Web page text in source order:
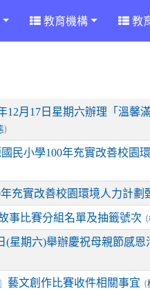
教育機構 教
12月17日星期六辦理「溫
)
民小學100年充實改善校園
充實改善校園環境人力計劃
事比賽分組名單及抽籤號次 (
(星期六)舉辦慶祝母親節感
藝文創作比賽收件相關事宜 (